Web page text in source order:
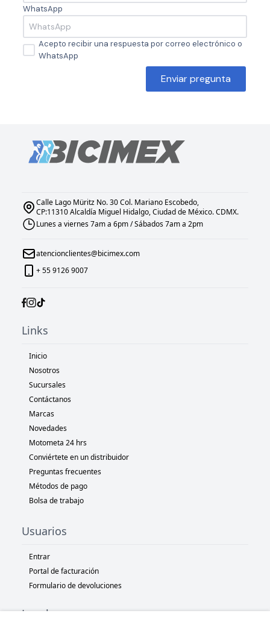
WhatsApp
Acepto recibir una respuesta por correo electrónico o
WhatsApp
Enviar pregunta
Calle Lago Müritz No. 30 Col. Mariano Escobedo,
CP:11310 Alcaldía Miguel Hidalgo, Ciudad de México. CDMX.
Lunes a viernes 7am a 6pm / Sábados 7am a 2pm
atencionclientes@bicimex.com
+ 55 9126 9007
Links
Inicio
Nosotros
Sucursales
Contáctanos
Marcas
Novedades
Motometa 24 hrs
Conviértete en un distribuidor
Preguntas frecuentes
Métodos de pago
Bolsa de trabajo
Usuarios
Entrar
Portal de facturación
Formulario de devoluciones
Legal